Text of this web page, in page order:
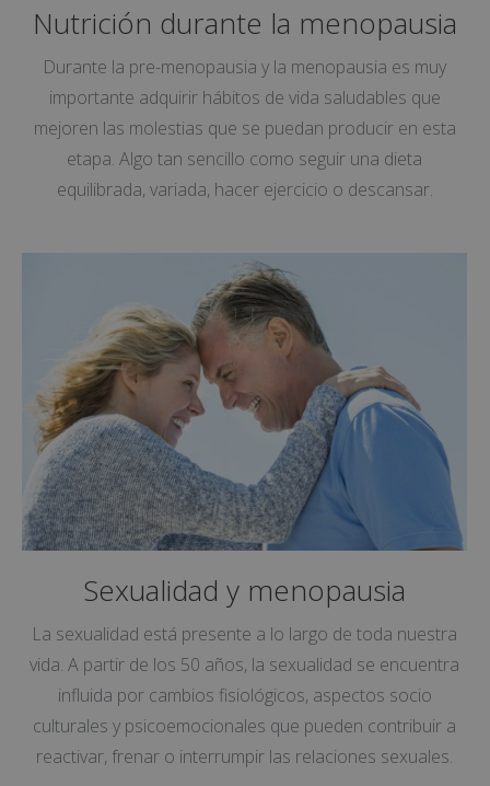
Nutrición durante la menopausia
Durante la pre-menopausia y la menopausia es muy
importante adquirir hábitos de vida saludables que
mejoren las molestias que se puedan producir en esta
etapa. Algo tan sencillo como seguir una dieta
equilibrada, variada, hacer ejercicio o descansar.
Sexualidad y menopausia
La sexualidad está presente a lo largo de toda nuestra
vida. A partir de los 50 años, la sexualidad se encuentra
influida por cambios fisiológicos, aspectos socio
culturales y psicoemocionales que pueden contribuir a
reactivar, frenar o interrumpir las relaciones sexuales.